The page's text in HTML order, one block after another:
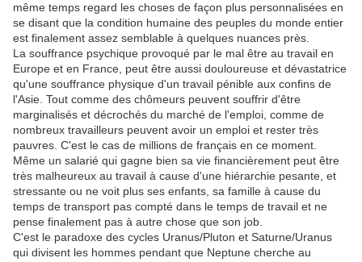
même temps regard les choses de façon plus personnalisées en
se disant que la condition humaine des peuples du monde entier
est finalement assez semblable à quelques nuances près.
La souffrance psychique provoqué par le mal être au travail en
Europe et en France, peut être aussi douloureuse et dévastatrice
qu'une souffrance physique d'un travail pénible aux confins de
l'Asie. Tout comme des chômeurs peuvent souffrir d'être
marginalisés et décrochés du marché de l'emploi, comme de
nombreux travailleurs peuvent avoir un emploi et rester très
pauvres. C'est le cas de millions de français en ce moment.
Même un salarié qui gagne bien sa vie financièrement peut être
très malheureux au travail à cause d'une hiérarchie pesante, et
stressante ou ne voit plus ses enfants, sa famille à cause du
temps de transport pas compté dans le temps de travail et ne
pense finalement pas à autre chose que son job.
C'est le paradoxe des cycles Uranus/Pluton et Saturne/Uranus
qui divisent les hommes pendant que Neptune cherche au